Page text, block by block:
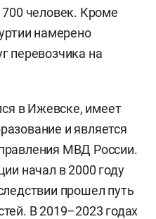
человек. Кроме
намерено
перевозчика на
в Ижевске, имеет
и является
МВД России.
начал в 2000 году
прошел путь
В 2019–2023 годах